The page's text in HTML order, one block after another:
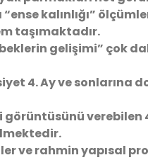
kalınlığı”
taşımaktadır.
gelişimi” çok
4. Ay ve
ve rahmin yapısal